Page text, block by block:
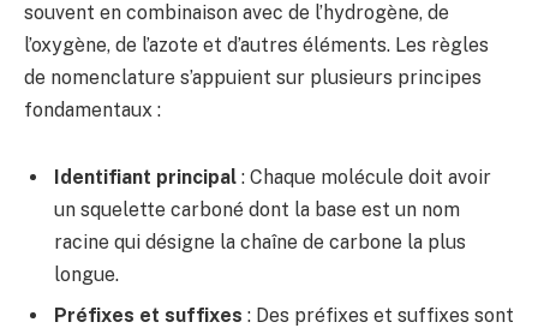
souvent en combinaison avec de l’hydrogène, de
l’oxygène, de l’azote et d’autres éléments. Les règles
de nomenclature s’appuient sur plusieurs principes
fondamentaux :
Identifiant principal : Chaque molécule doit avoir
un squelette carboné dont la base est un nom
racine qui désigne la chaîne de carbone la plus
longue.
Préfixes et suffixes : Des préfixes et suffixes sont